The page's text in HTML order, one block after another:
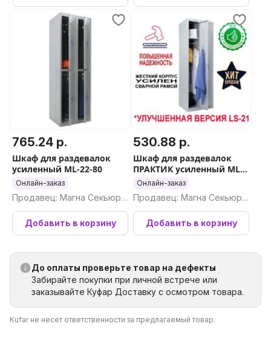
765.24 р.
Шкаф для раздевалок
усиленный ML-22-80
Онлайн-заказ
Продавец: Магна Секьюри
ти ООО
Добавить в корзину
530.88 р.
Шкаф для раздевалок
ПРАКТИК усиленный ML
21-60 с выдвижной
Онлайн-заказ
Продавец: Магна Секьюри
ти ООО
Добавить в корзину
До оплаты проверьте товар на дефекты
Забирайте покупки при личной встрече или
заказывайте Куфар Доставку с осмотром товара.
Kufar не несет ответственности за предлагаемый товар.